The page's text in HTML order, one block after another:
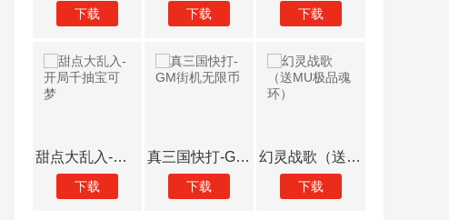
幻灵战歌（送MU极品魂环） 众神大陆（元宇宙地藏养龙） 热血之怒（0元送充亿爆）